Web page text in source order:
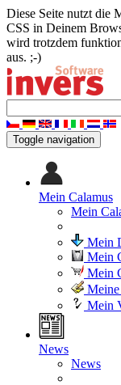
Diese Seite nutzt die
CSS in Deinem
wird trotzdem
aus. ;-)
Toggle navigation
Mein Calamus
Mein
Mein
Mein
Mein
Mein
News
News